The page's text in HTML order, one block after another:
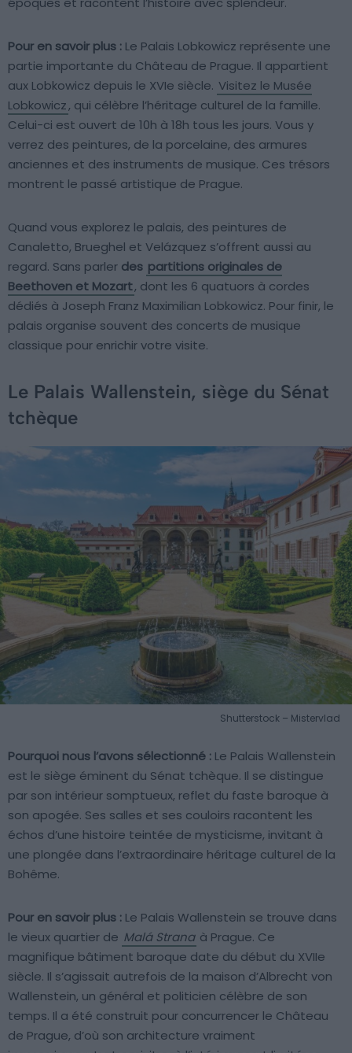
Pour en savoir plus : Le Palais Lobkowicz représente une
partie importante du Château de Prague. Il appartient
aux Lobkowicz depuis le XVIe siècle. Visitez le Musée
Lobkowicz, qui célèbre l’héritage culturel de la famille.
Celui-ci est ouvert de 10h à 18h tous les jours. Vous y
verrez des peintures, de la porcelaine, des armures
anciennes et des instruments de musique. Ces trésors
montrent le passé artistique de Prague.
Quand vous explorez le palais, des peintures de
Canaletto, Brueghel et Velázquez s’offrent aussi au
regard. Sans parler des partitions originales de
Beethoven et Mozart, dont les 6 quatuors à cordes
dédiés à Joseph Franz Maximilian Lobkowicz. Pour finir, le
palais organise souvent des concerts de musique
classique pour enrichir votre visite.
Le Palais Wallenstein, siège du Sénat
tchèque
Shutterstock – Mistervlad
Pourquoi nous l’avons sélectionné : Le Palais Wallenstein
est le siège éminent du Sénat tchèque. Il se distingue
par son intérieur somptueux, reflet du faste baroque à
son apogée. Ses salles et ses couloirs racontent les
échos d’une histoire teintée de mysticisme, invitant à
une plongée dans l’extraordinaire héritage culturel de la
Bohême.
Pour en savoir plus : Le Palais Wallenstein se trouve dans
le vieux quartier de Malá Strana à Prague. Ce
magnifique bâtiment baroque date du début du XVIIe
siècle. Il s’agissait autrefois de la maison d’Albrecht von
Wallenstein, un général et politicien célèbre de son
temps. Il a été construit pour concurrencer le Château
de Prague, d’où son architecture vraiment